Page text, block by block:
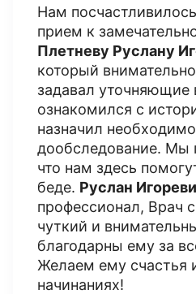
Нам
прием к
Плетневу Руслану
который
задавал уточняющие
ознакомился с
назначил
дообследование. Мы
что нам здесь
беде. Руслан
профессионал, Врач
чуткий и
благодарны ему за
Желаем ему счастья
начинаниях!